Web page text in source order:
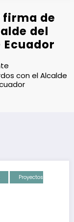
firma de
del
con el Alcalde
Proyectos